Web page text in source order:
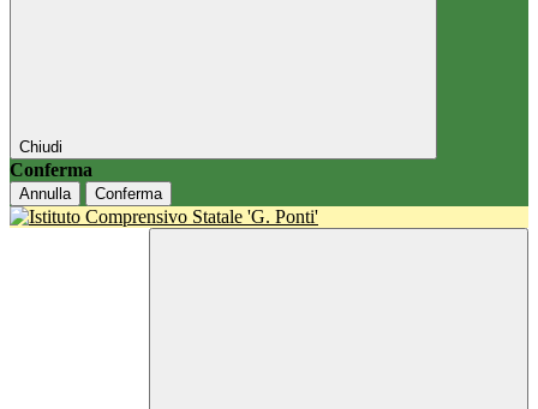
Chiudi
Conferma
Annulla Conferma